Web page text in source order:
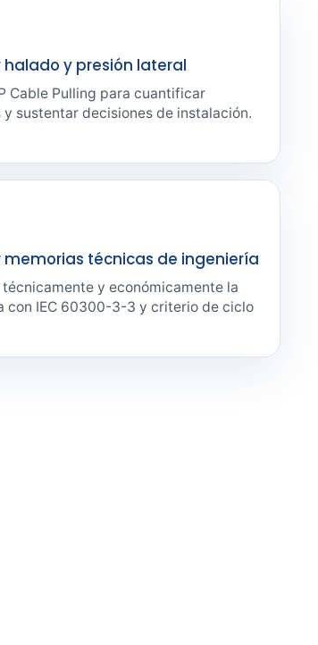
halado y presión lateral
Cable Pulling para cuantificar
y sustentar decisiones de instalación.
memorias técnicas de ingeniería
y económicamente la
con IEC 60300-3-3 y criterio de ciclo